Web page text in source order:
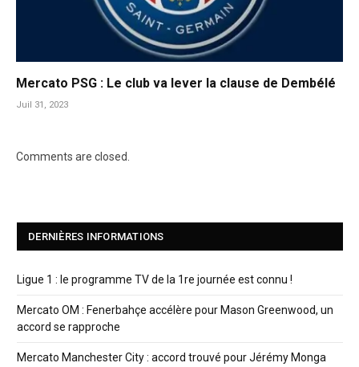
Mercato PSG : Le club va lever la clause de Dembélé
Juil 31, 2023
Comments are closed.
DERNIÈRES INFORMATIONS
Ligue 1 : le programme TV de la 1re journée est connu !
Mercato OM : Fenerbahçe accélère pour Mason Greenwood, un
accord se rapproche
Mercato Manchester City : accord trouvé pour Jérémy Monga